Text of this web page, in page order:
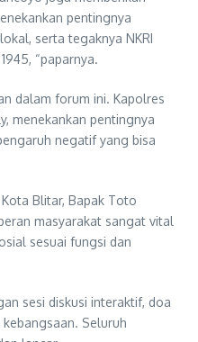
pentingnya
serta tegaknya NKRI
“paparnya.
dalam forum ini. Kapolres
menekankan pentingnya
negatif yang bisa
Blitar, Bapak Toto
masyarakat sangat vital
sesuai fungsi dan
sesi diskusi interaktif, doa
Seluruh